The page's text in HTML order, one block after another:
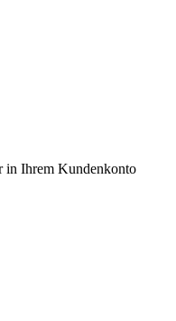
in Ihrem Kundenkonto